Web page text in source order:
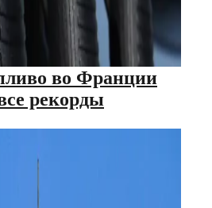
во Франции
рекорды